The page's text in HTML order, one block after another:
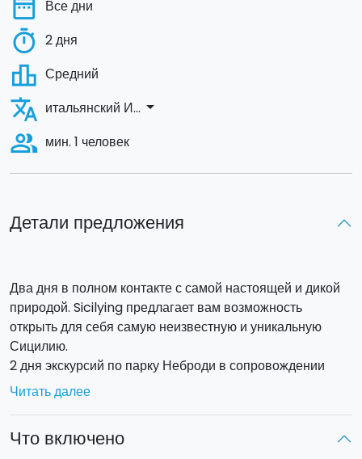
Детали предложения
Два дня в полном контакте с самой настоящей и дикой
природой. Sicilying предлагает вам возможность
открыть для себя самую неизвестную и уникальную
Сицилию.
2 дня экскурсий по парку Неброди в сопровождении
гида.
Вы можете выбрать один из 3
Роче дель Красто - Озеро Бивьер:
Читать далее
Что включено
date_range Все дни
timer 2 дня
leaderboard Средний
translate итальянский И... arrow_drop_down
people_alt мин. 1 человек